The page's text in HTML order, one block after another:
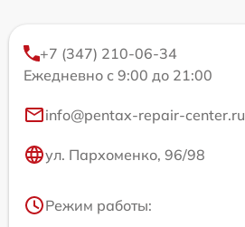
+7 (347) 210-06-34
Ежедневно с 9:00 до 21:00
info@pentax-repair-center.ru
ул. Пархоменко, 96/98
Режим работы: